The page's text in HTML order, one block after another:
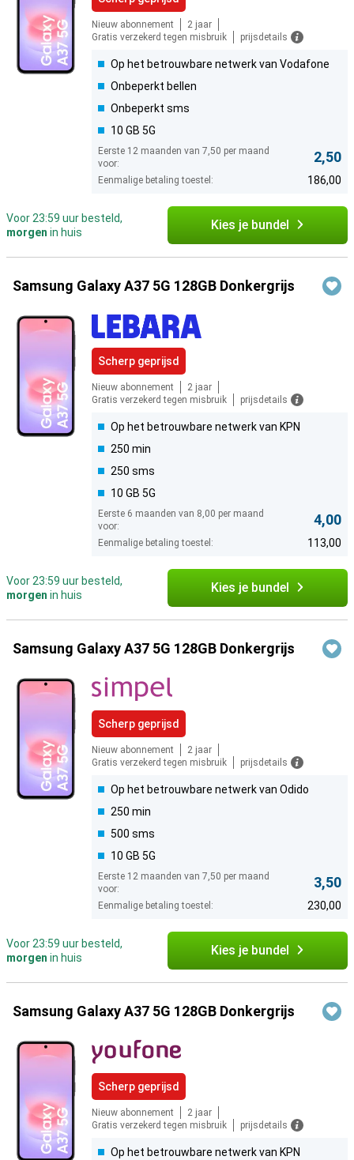
Nieuw abonnement
2 jaar
Gratis verzekerd tegen misbruik
prijsdetails
Op het betrouwbare netwerk van Vodafone
Onbeperkt bellen
Onbeperkt sms
10 GB 5G
Eerste 12 maanden van 7,50 per maand
voor:
2,50
Eenmalige betaling toestel: 186,00
Voor 23:59 uur besteld,
morgen in huis Kies je bundel
Samsung Galaxy A37 5G 128GB Donkergrijs
Scherp geprijsd
Nieuw abonnement
2 jaar
Gratis verzekerd tegen misbruik
prijsdetails
Op het betrouwbare netwerk van KPN
250 min
250 sms
10 GB 5G
Eerste 6 maanden van 8,00 per maand
voor:
4,00
Eenmalige betaling toestel: 113,00
Voor 23:59 uur besteld,
morgen in huis Kies je bundel
Samsung Galaxy A37 5G 128GB Donkergrijs
Scherp geprijsd
Nieuw abonnement
2 jaar
Gratis verzekerd tegen misbruik
prijsdetails
Op het betrouwbare netwerk van Odido
250 min
500 sms
10 GB 5G
Eerste 12 maanden van 7,50 per maand
voor:
3,50
Eenmalige betaling toestel: 230,00
Voor 23:59 uur besteld,
morgen in huis Kies je bundel
Samsung Galaxy A37 5G 128GB Donkergrijs
Scherp geprijsd
Nieuw abonnement
2 jaar
Gratis verzekerd tegen misbruik
prijsdetails
Op het betrouwbare netwerk van KPN